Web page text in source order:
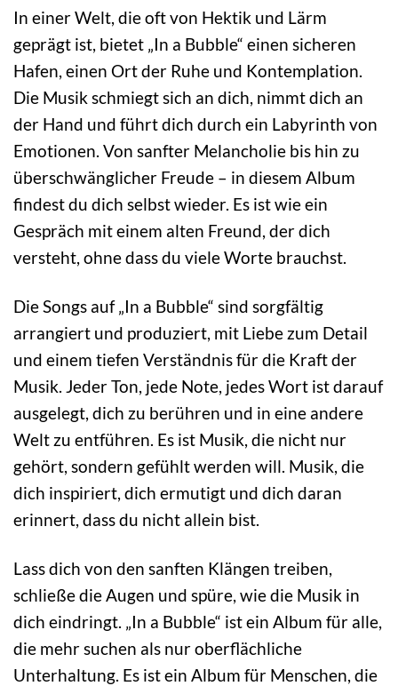
In einer Welt, die oft von Hektik und Lärm
geprägt ist, bietet „In a Bubble“ einen sicheren
Hafen, einen Ort der Ruhe und Kontemplation.
Die Musik schmiegt sich an dich, nimmt dich an
der Hand und führt dich durch ein Labyrinth von
Emotionen. Von sanfter Melancholie bis hin zu
überschwänglicher Freude – in diesem Album
findest du dich selbst wieder. Es ist wie ein
Gespräch mit einem alten Freund, der dich
versteht, ohne dass du viele Worte brauchst.
Die Songs auf „In a Bubble“ sind sorgfältig
arrangiert und produziert, mit Liebe zum Detail
und einem tiefen Verständnis für die Kraft der
Musik. Jeder Ton, jede Note, jedes Wort ist darauf
ausgelegt, dich zu berühren und in eine andere
Welt zu entführen. Es ist Musik, die nicht nur
gehört, sondern gefühlt werden will. Musik, die
dich inspiriert, dich ermutigt und dich daran
erinnert, dass du nicht allein bist.
Lass dich von den sanften Klängen treiben,
schließe die Augen und spüre, wie die Musik in
dich eindringt. „In a Bubble“ ist ein Album für alle,
die mehr suchen als nur oberflächliche
Unterhaltung. Es ist ein Album für Menschen, die